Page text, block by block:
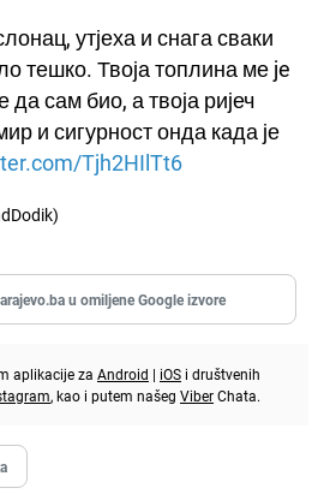
утјеха и снага сваки
тешко. Твоја топлина ме je
да сам био, а твоја ријеч
и сигурност онда када је
Tjh2HIlTt6
u omiljene Google izvore
aplikacije za Android | iOS i društvenih
, kao i putem našeg ViberChata.